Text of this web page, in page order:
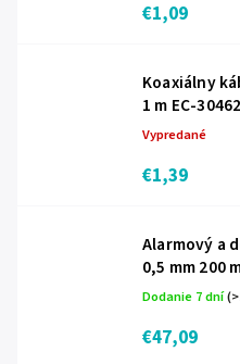
€1,09
Koaxiálny
1 m EC-30462
Vypredané
€1,39
Alarmový a
0,5 mm 200
Dodanie 7 dní
€47,09